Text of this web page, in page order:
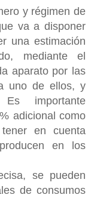
y régimen de
va a disponer
una estimación
mediante el
aparato por las
uno de ellos, y
importante
adicional como
en cuenta
en los
se pueden
de consumos